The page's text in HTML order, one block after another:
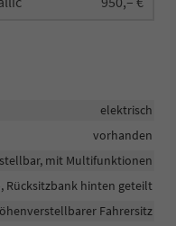
elektrisch
vorhanden
mit Multifunktionen
Rücksitzbank hinten geteilt
Fahrersitz